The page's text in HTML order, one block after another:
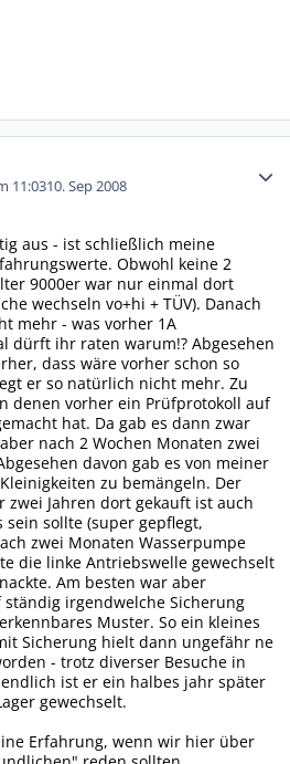
11:0310. Sep 2008
aus - ist schließlich meine
Obwohl keine 2
9000er war nur einmal dort
wechseln vo+hi + TÜV). Danach
mehr - was vorher 1A
dürft ihr raten warum!? Abgesehen
dass wäre vorher schon so
er so natürlich nicht mehr. Zu
denen vorher ein Prüfprotokoll auf
hat. Da gab es dann zwar
nach 2 Wochen Monaten zwei
davon gab es von meiner
zu bemängeln. Der
zwei Jahren dort gekauft ist auch
sein sollte (super gepflegt,
zwei Monaten Wasserpumpe
die linke Antriebswelle gewechselt
Am besten war aber
irgendwelche Sicherung
Muster. So ein kleines
Sicherung hielt dann ungefähr ne
- trotz diverser Besuche in
ist er ein halbes jahr später
gewechselt.
Erfahrung, wenn wir hier über